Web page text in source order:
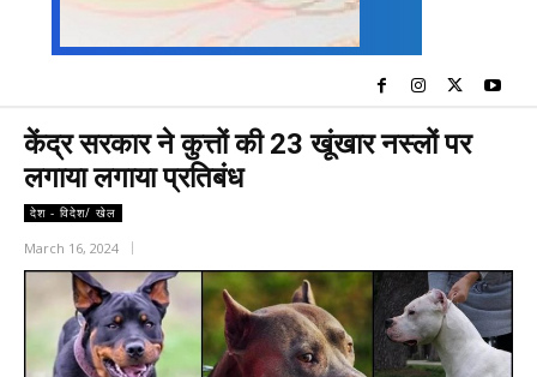
केंद्र सरकार ने कुत्तों की 23 खूंखार नस्लों पर
लगाया लगाया प्रतिबंध
देश - विदेश/ खेल
March 16, 2024